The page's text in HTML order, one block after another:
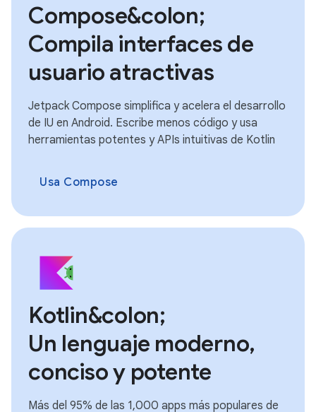
Compose&colon;
Compila interfaces de
usuario atractivas
Jetpack Compose simplifica y acelera el desarrollo
de IU en Android. Escribe menos código y usa
herramientas potentes y APIs intuitivas de Kotlin
Usa Compose
Kotlin&colon;
Un lenguaje moderno,
conciso y potente
Más del 95% de las 1,000 apps más populares de